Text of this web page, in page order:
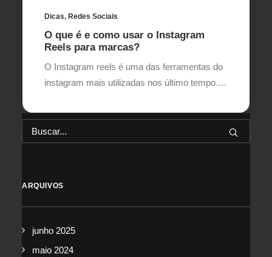
Dicas, Redes Sociais
O que é e como usar o Instagram
Reels para marcas?
O Instagram reels é uma das ferramentas do
instagram mais utilizadas nos último tempo.…
ARQUIVOS
junho 2025
maio 2024